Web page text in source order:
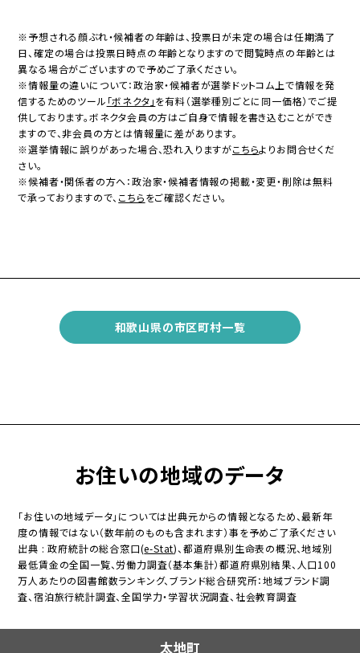
※予想される顔ぶれ・候補者の年齢は、投票日が未定の場合は任期満了
日、確定の場合は投票日時点の年齢となりますので閲覧時点の年齢とは
異なる場合がございますので予めご了承ください。
※情報量の違いについて：政治家・候補者が選挙ドットコム上で情報を発
信するためのツール 「ボネクタ」を有料（選挙種別ごとに同一価格）でご提
供しております。ボネクタ会員の方はご自身で情報を書き込むことができ
ますので、非会員の方とは情報量に差があります。
※選挙情報に誤りがあった場合、恐れ入りますがこちらよりお問合せくだ
さい。
※候補者・関係者の方へ：政治家・候補者情報の掲載・変更・削除は無料
で承っておりますので、 こちらをご確認ください。
和歌山県の市区町村一覧
お住いの地域のデータ
「お住いの地域データ」については出典元からの情報となるため、最新年
度の情報ではない（数年前のものも含まれます）事を予めご了承ください
出典 : 政府統計の総合窓口(e-Stat)、都道府県別生命表の概況、地域別
最低賃金の全国一覧、労働力調査（基本集計）都道府県別結果、人口100
万人あたりの図書館数ランキング、ブランド総合研究所：地域ブランド調
査、宿泊旅行統計調査、全国学力・学習状況調査、社会教育調査
太地町